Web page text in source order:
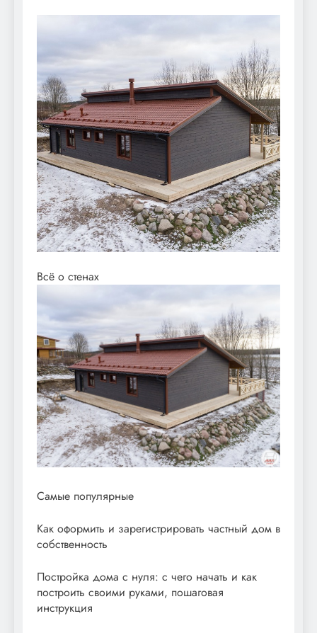
Всё о стенах
Самые популярные
Как оформить и зарегистрировать частный дом в
собственность
Постройка дома с нуля: с чего начать и как
построить своими руками, пошаговая
инструкция